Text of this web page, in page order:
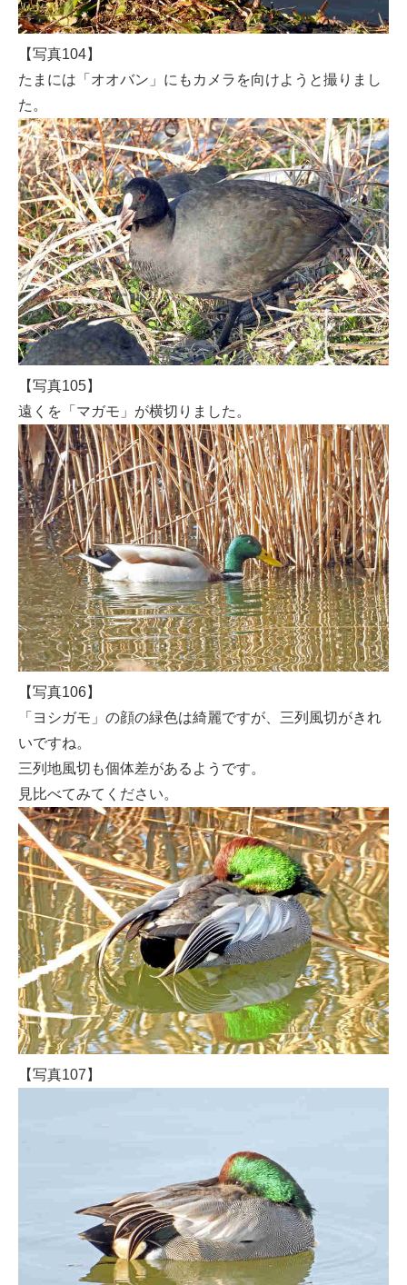
【写真104】
たまには「オオバン」にもカメラを向けようと撮りまし
た。
【写真105】
遠くを「マガモ」が横切りました。
【写真106】
「ヨシガモ」の顔の緑色は綺麗ですが、三列風切がきれ
いですね。
三列地風切も個体差があるようです。
見比べてみてください。
【写真107】